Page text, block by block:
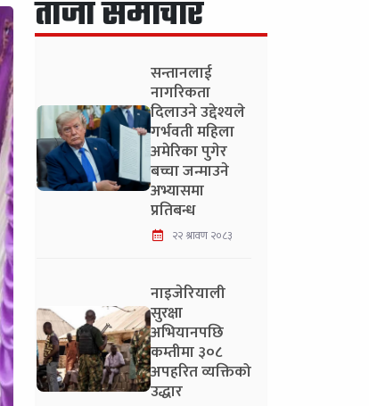
ताजा समाचार
सन्तानलाई
नागरिकता
दिलाउने उद्देश्यले
गर्भवती महिला
अमेरिका पुगेर
बच्चा जन्माउने
अभ्यासमा
प्रतिबन्ध
२२ श्रावण २०८३
नाइजेरियाली
सुरक्षा
अभियानपछि
कम्तीमा ३०८
अपहरित व्यक्तिको
उद्धार